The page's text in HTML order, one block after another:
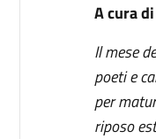
A cura di
Il mese
poeti e
per
riposo